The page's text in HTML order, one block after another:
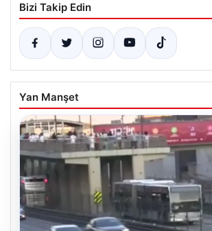
Bizi Takip Edin
Yan Manşet